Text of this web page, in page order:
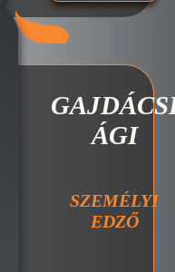
ÁGI
SZEMÉLYI
EDZŐ